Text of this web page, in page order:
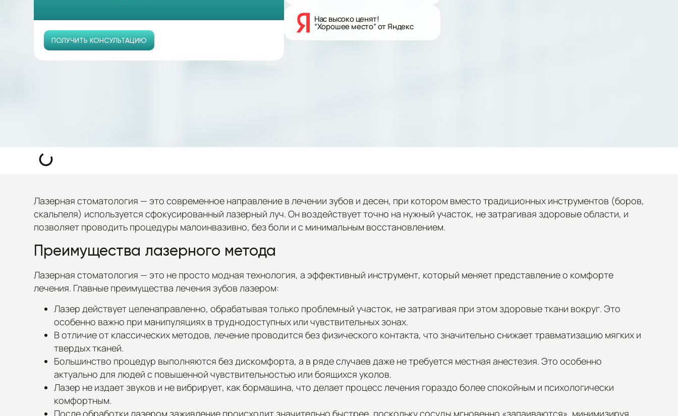
ПОЛУЧИТЬ КОНСУЛЬТАЦИЮ
Нас высоко ценят!
“Хорошее место” от Яндекс
Лазерная стоматология — это современное направление в лечении зубов и десен, при котором вместо традиционных инструментов (боров,
скальпеля) используется сфокусированный лазерный луч. Он воздействует точно на нужный участок, не затрагивая здоровые области, и
позволяет проводить процедуры малоинвазивно, без боли и с минимальным восстановлением.
Преимущества лазерного метода
Лазерная стоматология — это не просто модная технология, а эффективный инструмент, который меняет представление о комфорте
лечения. Главные преимущества лечения зубов лазером:
Лазер действует целенаправленно, обрабатывая только проблемный участок, не затрагивая при этом здоровые ткани вокруг. Это
особенно важно при манипуляциях в труднодоступных или чувствительных зонах.
В отличие от классических методов, лечение проводится без физического контакта, что значительно снижает травматизацию мягких и
твердых тканей.
Большинство процедур выполняются без дискомфорта, а в ряде случаев даже не требуется местная анестезия. Это особенно
актуально для людей с повышенной чувствительностью или боящихся уколов.
Лазер не издает звуков и не вибрирует, как бормашина, что делает процесс лечения гораздо более спокойным и психологически
комфортным.
После обработки лазером заживление происходит значительно быстрее, поскольку сосуды мгновенно «запаиваются», минимизируя